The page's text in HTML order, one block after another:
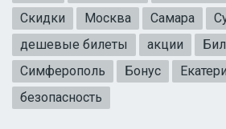
Скидки
Москва Самара
дешевые билеты
акции
Симферополь
Бонус
безопасность